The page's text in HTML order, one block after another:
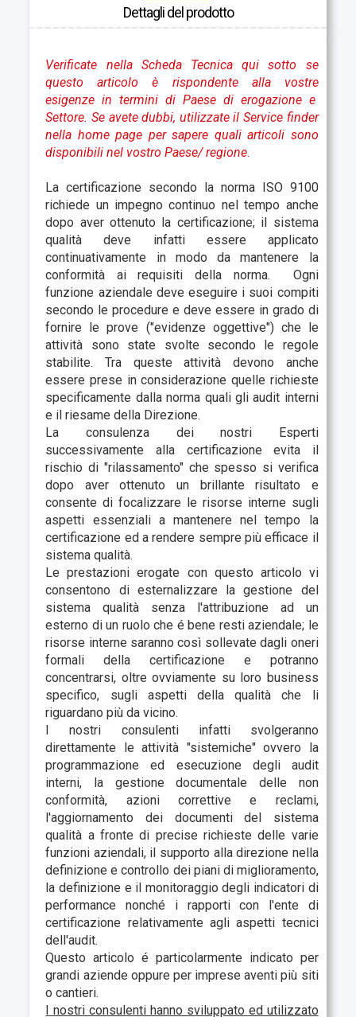
Dettagli del prodotto
Verificate nella Scheda Tecnica qui sotto se
questo articolo è rispondente alla vostre
esigenze in termini di Paese di erogazione e
Settore.Se avete dubbi, utilizzate il Service finder
nella home page per sapere quali articoli sono
disponibili nel vostro Paese/ regione.
La certificazione secondo la norma ISO 9100
richiede un impegno continuo nel tempo anche
dopo aver ottenuto la certificazione; il sistema
qualità deve infatti essere applicato
continuativamente in modo da mantenere la
conformità ai requisiti della norma. Ogni
funzione aziendale deve eseguire i suoi compiti
secondo le procedure e deve essere in grado di
fornire le prove ("evidenze oggettive") che le
attività sono state svolte secondo le regole
stabilite. Tra queste attività devono anche
essere prese in considerazione quelle richieste
specificamente dalla norma quali gli audit interni
e il riesame della Direzione.
La consulenza dei nostri Esperti
successivamente alla certificazione evita il
rischio di "rilassamento" che spesso si verifica
dopo aver ottenuto un brillante risultato e
consente di focalizzare le risorse interne sugli
aspetti essenziali a mantenere nel tempo la
certificazione ed a rendere sempre più efficace il
sistema qualità.
Le prestazioni erogate con questo articolo vi
consentono di esternalizzare la gestione del
sistema qualità senza l'attribuzione ad un
esterno di un ruolo che é bene resti aziendale; le
risorse interne saranno così sollevate dagli oneri
formali della certificazione e potranno
concentrarsi, oltre ovviamente su loro business
specifico, sugli aspetti della qualità che li
riguardano più da vicino.
I nostri consulenti infatti svolgeranno
direttamente le attività "sistemiche" ovvero la
programmazione ed esecuzione degli audit
interni, la gestione documentale delle non
conformità, azioni correttive e reclami,
l'aggiornamento dei documenti del sistema
qualità a fronte di precise richieste delle varie
funzioni aziendali, il supporto alla direzione nella
definizione e controllo dei piani di miglioramento,
la definizione e il monitoraggio degli indicatori di
performance nonché i rapporti con l'ente di
certificazione relativamente agli aspetti tecnici
dell'audit.
Questo articolo é particolarmente indicato per
grandi aziende oppure per imprese aventi più siti
o cantieri.
I nostri consulenti hanno sviluppato ed utilizzato